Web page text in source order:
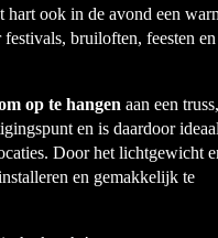
hart ook in de avond een
bruiloften, feesten en
op te hangen aan een truss,
en is daardoor
Door het lichtgewicht
en gemakkelijk te